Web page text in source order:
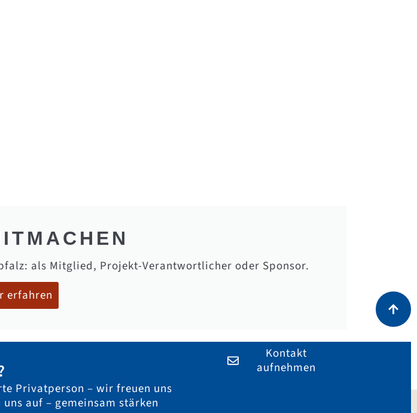
als Mitglied, Projekt-Verantwortlicher oder Sponsor.
erfahren
Privatperson – wir freuen uns
auf – gemeinsam stärken
Kontakt
aufnehmen